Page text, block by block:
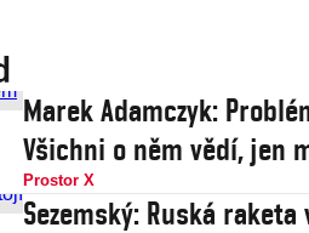
Marek Adamczyk:
Všichni o něm vědí, jen
Prostor X
Sezemský: Ruská